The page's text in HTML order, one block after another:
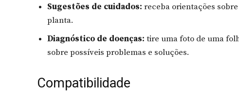
Sugestões de cuidados: receba orientações
planta.
Diagnóstico de doenças: tire uma foto de uma
sobre possíveis problemas e soluções.
Compatibilidade